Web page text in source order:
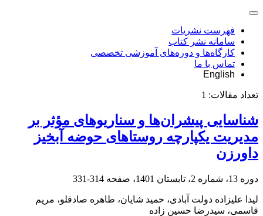
فهرست نشریات
سامانه نشر کتاب
کارگاه‌ها و دوره‌های آموزشی تخصصی
تماس با ما
English
تعداد مقالات: 1
شناسایی پیشران‌ها و سناریوهای مؤثر بر
مدیریت یکپارچه روستاهای حوضه آبخیز
داورزن
دوره 13، شماره 2، تابستان 1401، صفحه 314-331
لیدا علیزاده دولت آبادی، حمید شایان، طاهره صادقلو، مریم
قاسمی، سیدرضا حسین زاده